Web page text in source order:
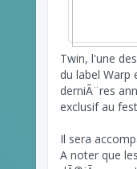
Twin, l'une
du label Warp
derniÃ¨res
exclusif au
Il sera
A noter que